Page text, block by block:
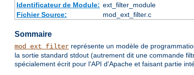
Identificateur de Module: ext_filter_module
Fichier Source:
mod_ext_filter.c
Sommaire
mod_ext_filter représente un modèle de
la sortie standard stdout (autrement dit une commande
spécialement écrit pour l'API d'Apache et faisant partie